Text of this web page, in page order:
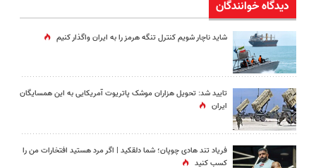
دیدگاه خوانندگان
شاید ناچار شویم کنترل تنگه هرمز را به ایران واگذار کنیم
تایید شد: تحویل هزاران موشک پاتریوت آمریکایی به این همسایگان
ایران
فریاد تند هادی چوپان؛‌ شما دلقکید | اگر مرد هستید افتخارات من را
کسب کنید